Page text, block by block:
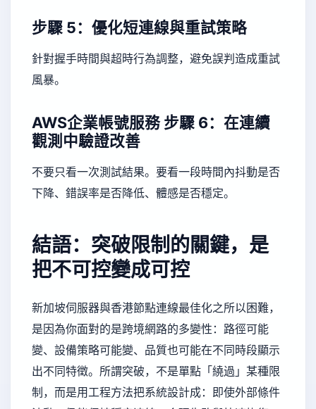
步驟 5：優化短連線與重試策略
針對握手時間與超時行為調整，避免誤判造成重試
風暴。
AWS企業帳號服務步驟 6：在連續
觀測中驗證改善
不要只看一次測試結果。要看一段時間內抖動是否
下降、錯誤率是否降低、體感是否穩定。
結語：突破限制的關鍵，是
把不可控變成可控
新加坡伺服器與香港節點連線最佳化之所以困難，
是因為你面對的是跨境網路的多變性：路徑可能
變、設備策略可能變、品質也可能在不同時段顯示
出不同特徵。所謂突破，不是單點「繞過」某種限
制，而是用工程方法把系統設計成：即使外部條件